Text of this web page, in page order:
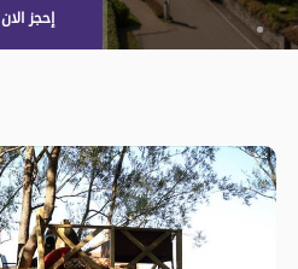
إحجز الان